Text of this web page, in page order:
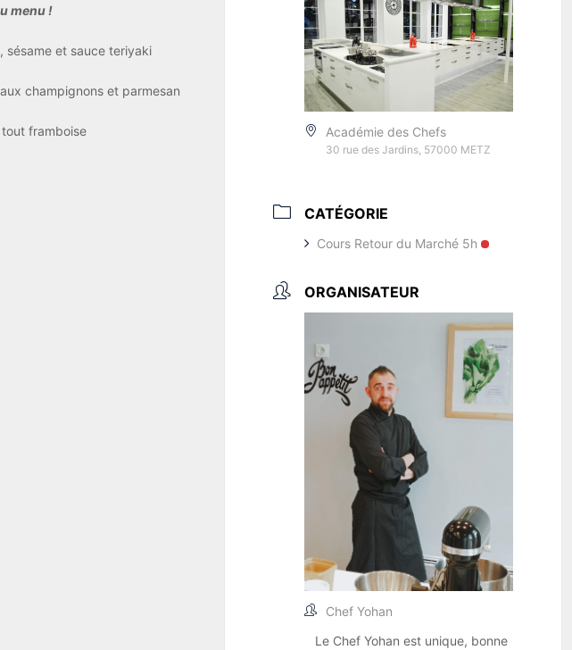
menu !
sésame et sauce teriyaki
champignons et parmesan
tout framboise Académie des Chefs
30 rue des Jardins, 57000 METZ
CATÉGORIE
Cours Retour du Marché 5h
ORGANISATEUR
Chef Yohan
Le Chef Yohan est unique, bonne